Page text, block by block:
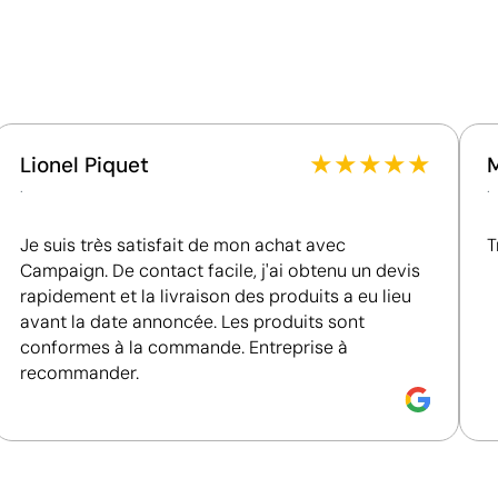
Impression de petits détails sur des surfaces
La tampographie transfère l’encre d’une plaque gravée
formes incurvées ou irrégulières. Elle est conçue pour
Bronze, se situant parmi les 35 % des meilleures
entreprises en matière de performance ESG.
Lionel Piquet
.
★★★★★
Je suis très satisfait de mon achat avec
Campaign. De contact facile, j'ai obtenu un devis
rapidement et la livraison des produits a eu lieu
avant la date annoncée. Les produits sont
conformes à la commande. Entreprise à
recommander.
.